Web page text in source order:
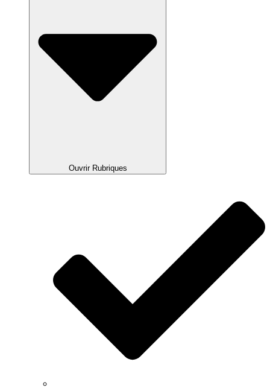
Ouvrir Rubriques